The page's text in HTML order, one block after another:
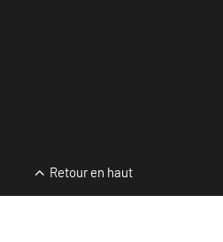
Retour en haut